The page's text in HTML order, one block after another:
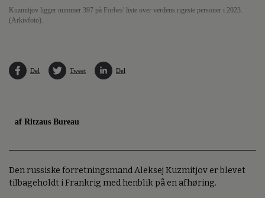
Kuzmitjov ligger nummer 397 på Forbes' liste over verdens rigeste personer i 2023.
(Arkivfoto).
Del Tweet Del
af Ritzaus Bureau
Den russiske forretningsmand Aleksej Kuzmitjov er blevet
tilbageholdt i Frankrig med henblik på en afhøring.